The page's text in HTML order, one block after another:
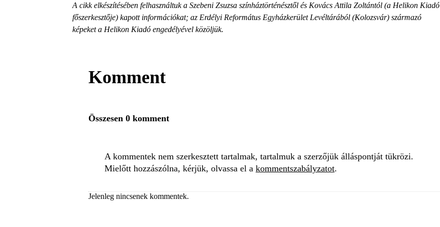
A cikk elkészítésében felhasználtuk a Szebeni Zsuzsa színháztörténésztől és Kovács Attila Zoltántól (a Helikon Kiadó
főszerkesztője) kapott információkat; az Erdélyi Református Egyházkerület Levéltárából (Kolozsvár) származó
képeket a Helikon Kiadó engedélyével közöljük.
Komment
Összesen 0 komment
A kommentek nem szerkesztett tartalmak, tartalmuk a szerzőjük álláspontját tükrözi.
Mielőtt hozzászólna, kérjük, olvassa el a kommentszabályzatot.
Jelenleg nincsenek kommentek.